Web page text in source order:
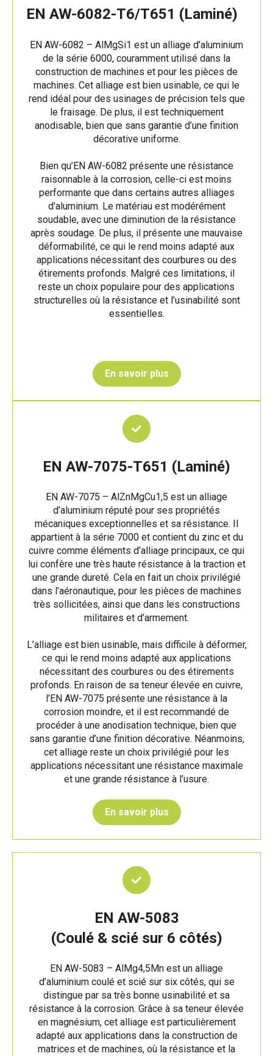
EN AW-6082-T6/T651 (Laminé)
EN AW-6082 – AlMgSi1 est un alliage d’aluminium
de la série 6000, couramment utilisé dans la
construction de machines et pour les pièces de
machines. Cet alliage est bien usinable, ce qui le
rend idéal pour des usinages de précision tels que
le fraisage. De plus, il est techniquement
anodisable, bien que sans garantie d’une finition
décorative uniforme.
Bien qu’EN AW-6082 présente une résistance
raisonnable à la corrosion, celle-ci est moins
performante que dans certains autres alliages
d’aluminium. Le matériau est modérément
soudable, avec une diminution de la résistance
après soudage. De plus, il présente une mauvaise
déformabilité, ce qui le rend moins adapté aux
applications nécessitant des courbures ou des
étirements profonds. Malgré ces limitations, il
reste un choix populaire pour des applications
structurelles où la résistance et l’usinabilité sont
essentielles.
En savoir plus
EN AW-7075-T651 (Laminé)
EN AW-7075 – AlZnMgCu1,5 est un alliage
d’aluminium réputé pour ses propriétés
mécaniques exceptionnelles et sa résistance. Il
appartient à la série 7000 et contient du zinc et du
cuivre comme éléments d’alliage principaux, ce qui
lui confère une très haute résistance à la traction et
une grande dureté. Cela en fait un choix privilégié
dans l’aéronautique, pour les pièces de machines
très sollicitées, ainsi que dans les constructions
militaires et d’armement.
L’alliage est bien usinable, mais difficile à déformer,
ce qui le rend moins adapté aux applications
nécessitant des courbures ou des étirements
profonds. En raison de sa teneur élevée en cuivre,
l’EN AW-7075 présente une résistance à la
corrosion moindre, et il est recommandé de
procéder à une anodisation technique, bien que
sans garantie d’une finition décorative. Néanmoins,
cet alliage reste un choix privilégié pour les
applications nécessitant une résistance maximale
et une grande résistance à l’usure.
En savoir plus
EN AW-5083
(Coulé & scié sur 6 côtés)
EN AW-5083 – AlMg4,5Mn est un alliage
d’aluminium coulé et scié sur six côtés, qui se
distingue par sa très bonne usinabilité et sa
résistance à la corrosion. Grâce à sa teneur élevée
en magnésium, cet alliage est particulièrement
adapté aux applications dans la construction de
matrices et de machines, où la résistance et la